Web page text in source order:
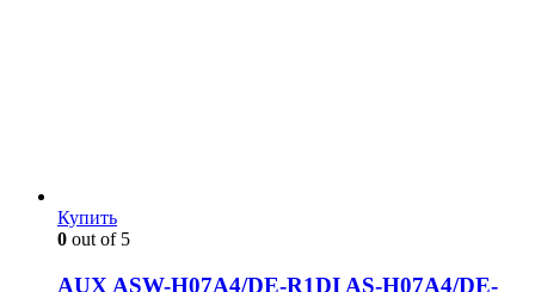
Купить
0 out of 5
AUX ASW-H07A4/DE-R1DI AS-H07A4/DE-